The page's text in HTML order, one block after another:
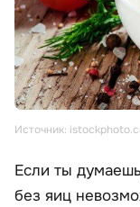
Источник:
Если ты
без яиц